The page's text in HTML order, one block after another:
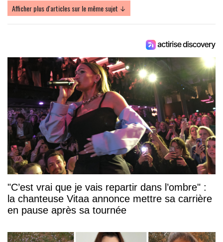
Afficher plus d'articles sur le même sujet ↓
"C’est vrai que je vais repartir dans l’ombre" :
la chanteuse Vitaa annonce mettre sa carrière
en pause après sa tournée